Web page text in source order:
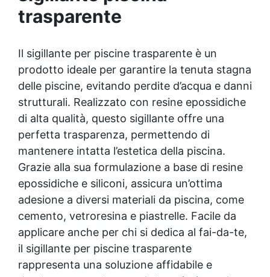
trasparente
Il sigillante per piscine trasparente è un
prodotto ideale per garantire la tenuta stagna
delle piscine, evitando perdite d’acqua e danni
strutturali. Realizzato con resine epossidiche
di alta qualità, questo sigillante offre una
perfetta trasparenza, permettendo di
mantenere intatta l’estetica della piscina.
Grazie alla sua formulazione a base di resine
epossidiche e siliconi, assicura un’ottima
adesione a diversi materiali da piscina, come
cemento, vetroresina e piastrelle. Facile da
applicare anche per chi si dedica al fai-da-te,
il sigillante per piscine trasparente
rappresenta una soluzione affidabile e